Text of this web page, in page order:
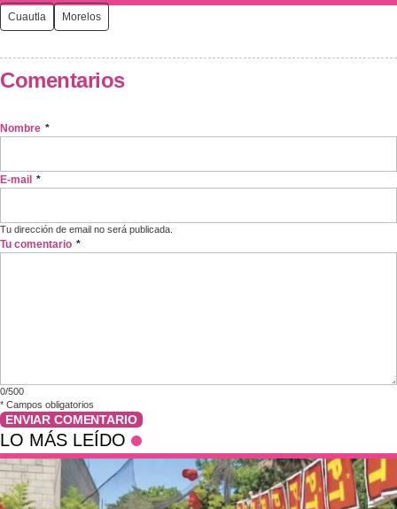
Cuautla Morelos
Comentarios
Nombre *
E-mail *
Tu dirección de email no será publicada.
Tu comentario *
0/500
* Campos obligatorios
ENVIAR COMENTARIO
LO MÁS LEÍDO